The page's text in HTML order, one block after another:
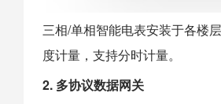
三相/单相智能电表安装于各楼
度计量，支持分时计量。
2. 多协议数据网关